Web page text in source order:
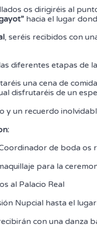
os dirigiréis al
hacia el lugar
, seréis recibidos con
diferentes etapas de
una cena de
disfrutaréis de un
y un recuerdo
de boda os
para la
al Palacio Real
Nupcial hasta el
con una danza